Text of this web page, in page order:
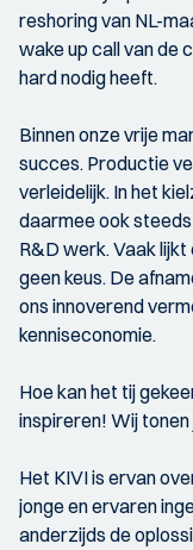
reshoring van NL-
wake up call van de
hard nodig heeft.
Binnen onze vrije
succes. Productie
verleidelijk. In het
daarmee ook
R&D werk. Vaak
geen keus. De
ons innoverend
kenniseconomie.
Hoe kan het tij
inspireren! Wij
Het KIVI is ervan
jonge en ervaren
anderzijds de